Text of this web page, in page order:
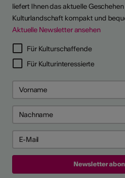
liefert Ihnen das aktuelle
Kulturlandschaft kompakt und
Aktuelle Newsletter ansehen
Für Kulturschaffende
Für Kulturinteressierte